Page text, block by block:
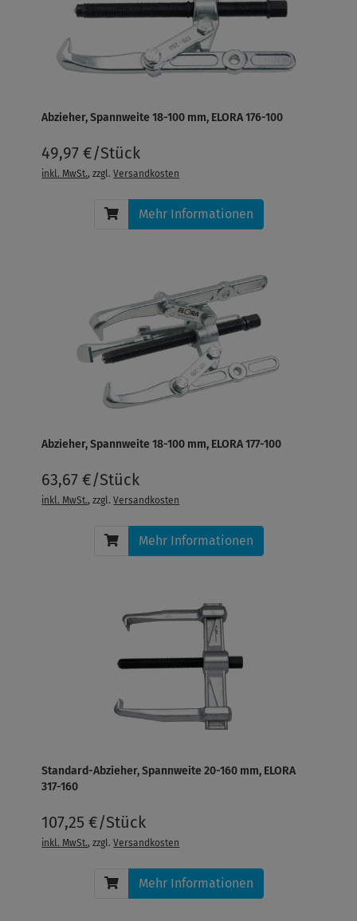
Abzieher, Spannweite 18-100 mm, ELORA 176-100
49,97 €/Stück
inkl. MwSt., zzgl.Versandkosten
Mehr Informationen
Abzieher, Spannweite 18-100 mm, ELORA 177-100
63,67 €/Stück
inkl. MwSt., zzgl.Versandkosten
Mehr Informationen
Standard-Abzieher, Spannweite 20-160 mm, ELORA
317-160
107,25 €/Stück
inkl. MwSt., zzgl.Versandkosten
Mehr Informationen